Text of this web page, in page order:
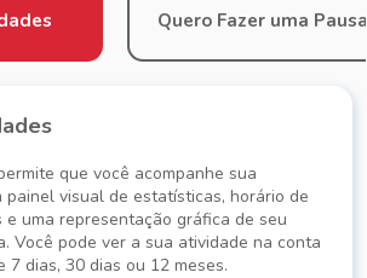
Quero Fazer uma Pausa
que você acompanhe sua
painel visual de estatísticas, horário de
uma representação gráfica de seu
Você pode ver a sua atividade na conta
7 dias, 30 dias ou 12 meses.